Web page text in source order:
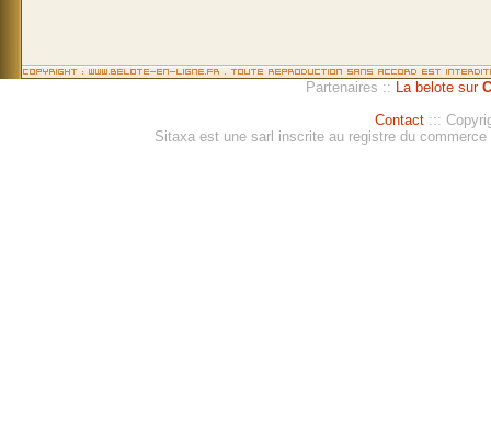
Partenaires :: La belote sur
Contact :::
Sitaxa est une sarl inscrite au registre du